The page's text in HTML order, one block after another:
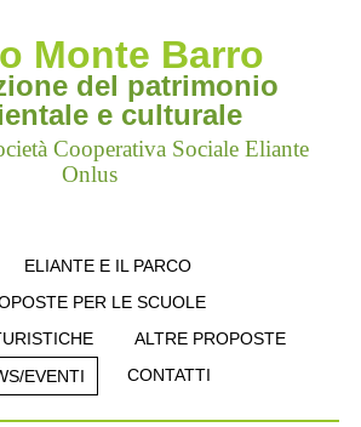
Monte Barro
del patrimonio
e culturale
Cooperativa Sociale Eliante
Onlus
ELIANTE E IL PARCO
PER LE SCUOLE
ALTRE PROPOSTE
EVENTI
CONTATTI